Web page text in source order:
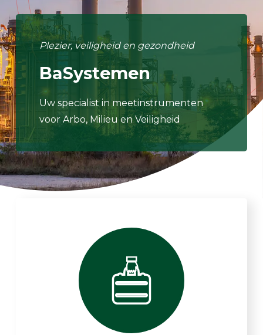
Plezier, veiligheid en gezondheid
BaSystemen
Uw specialist in meetinstrumenten
voor Arbo, Milieu en Veiligheid